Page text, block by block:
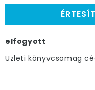
elfogyott
Üzleti könyvcsomag